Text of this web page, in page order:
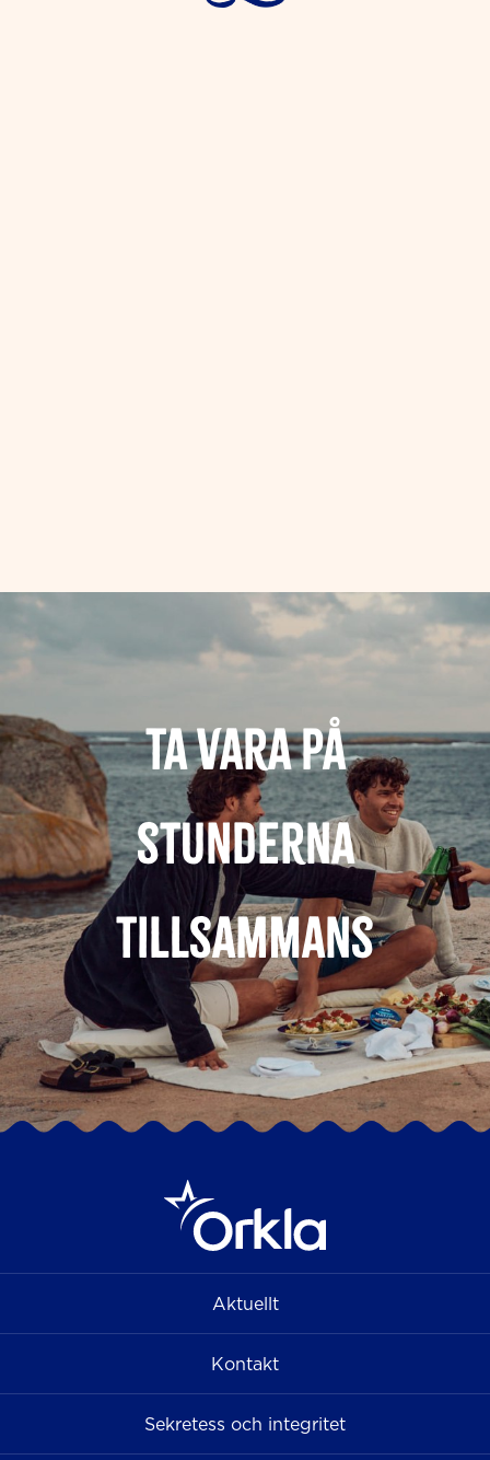
Ta vara på
stunderna
tillsammans
Aktuellt
Kontakt
Sekretess och integritet